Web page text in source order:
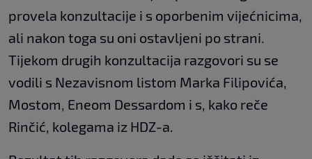
provela konzultacije i s oporbenim vijećnicima,
ali nakon toga su oni ostavljeni po strani.
Tijekom drugih konzultacija razgovori su se
vodili s Nezavisnom listom Marka Filipovića,
Mostom, Eneom Dessardom i s, kako reče
Rinčić, kolegama iz HDZ-a.